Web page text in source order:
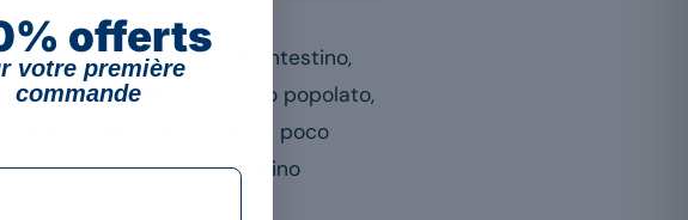
batterica del piccolo intestino,
normalmente poco popolato,
questi segni sono reali ma poco
dalla sindrome dell’intestino
offerts
votre première
commande
Email